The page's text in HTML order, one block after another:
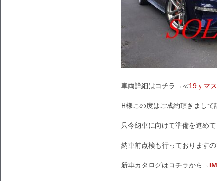
車両詳細はコチラ→≪19ｙマ
H様この度はご成約頂きまし
只今納車に向けて準備を進め
納車前点検も行っております
新車カタログはコチラから→